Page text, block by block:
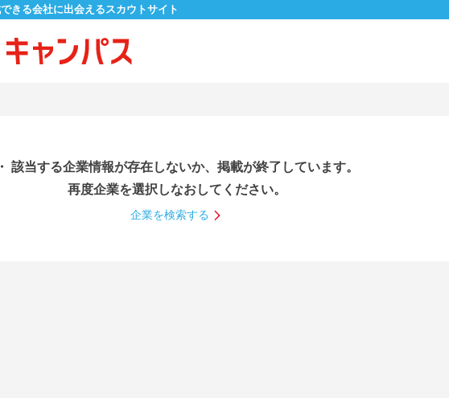
きる会社に出会えるスカウトサイト
・ 該当する企業情報が存在しないか、掲載が終了しています。
再度企業を選択しなおしてください。
企業を検索する